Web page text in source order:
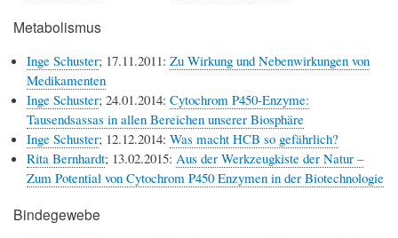
Metabolismus
Inge Schuster; 17.11.2011: Zu Wirkung und Nebenwirkungen von
Medikamenten
Inge Schuster; 24.01.2014: Cytochrom P450-Enzyme:
Tausendsassas in allen Bereichen unserer Biosphäre
Inge Schuster; 12.12.2014: Was macht HCB so gefährlich?
Rita Bernhardt; 13.02.2015: Aus der Werkzeugkiste der Natur –
Zum Potential von Cytochrom P450 Enzymen in der Biotechnologie
Bindegewebe